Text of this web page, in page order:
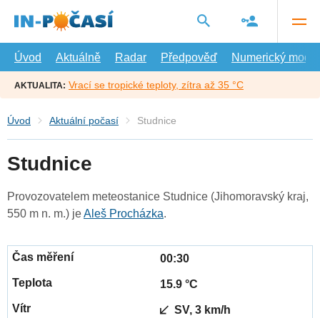
hlavní
Úvod
Aktuálně Radar Předpověď Numerický model
AKTUALITA: Vrací se tropické teploty, zítra až 35 °C
Úvod Aktuální počasí Studnice
Studnice
Provozovatelem meteostanice Studnice (Jihomoravský kraj,
550 m n. m.) jeAleš Procházka.
00:30
15.9 °C
SV, 3 km/h